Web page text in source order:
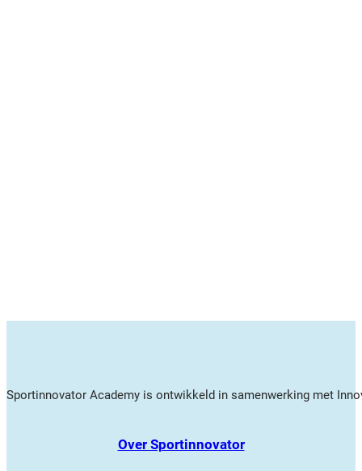
Sportinnovator Academy is ontwikkeld in samenwerking met
Over Sportinnovator